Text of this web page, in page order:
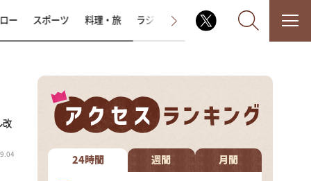
なるみ・岡村の過ぎるTV
相席食堂
ー スポーツ 料理・旅 ラジオ番組 その他
改
24時間 週間 月間